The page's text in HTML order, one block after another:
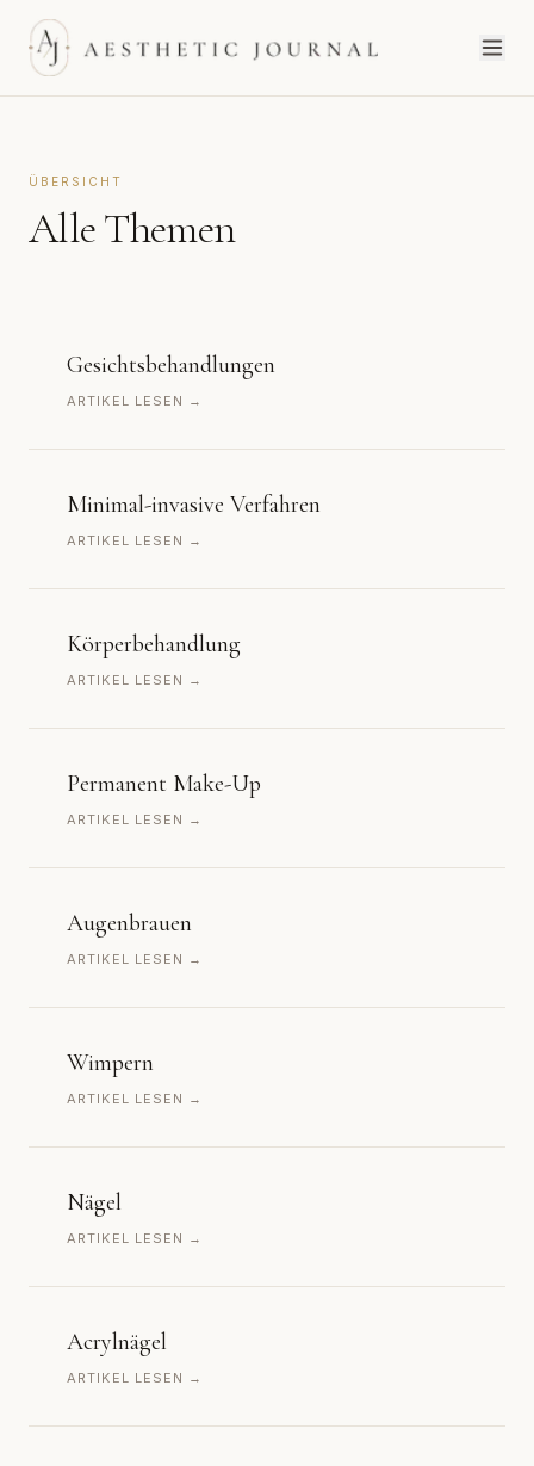
ÜBERSICHT
Alle Themen
Gesichtsbehandlungen
ARTIKEL LESEN →
Minimal-invasive Verfahren
ARTIKEL LESEN →
Körperbehandlung
ARTIKEL LESEN →
Permanent Make-Up
ARTIKEL LESEN →
Augenbrauen
ARTIKEL LESEN →
Wimpern
ARTIKEL LESEN →
Nägel
ARTIKEL LESEN →
Acrylnägel
ARTIKEL LESEN →